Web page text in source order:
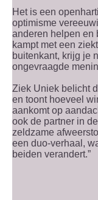
Het is een
optimisme
anderen helpen en
kampt met een
buitenkant, krijg je
ongevraagde
Ziek Uniek belicht
en toont hoeveel
aankomt op
ook de partner in
zeldzame
een duo-verhaal,
beiden verandert.”